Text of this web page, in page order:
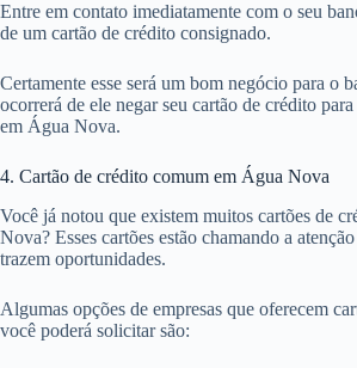
Entre em contato imediatamente com o seu
de um cartão de crédito consignado.
Certamente esse será um bom negócio para o
ocorrerá de ele negar seu cartão de crédito
em Água Nova.
4. Cartão de crédito comum em Água Nova
Você já notou que existem muitos cartões de
Nova? Esses cartões estão chamando a
trazem oportunidades.
Algumas opções de empresas que oferecem
você poderá solicitar são: